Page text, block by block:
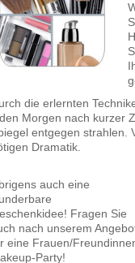
die erlernten
Morgen nach kurzer
entgegen strahlen.
Dramatik.
auch eine
Fragen Sie
nach unserem
eine Frauen/
Party!